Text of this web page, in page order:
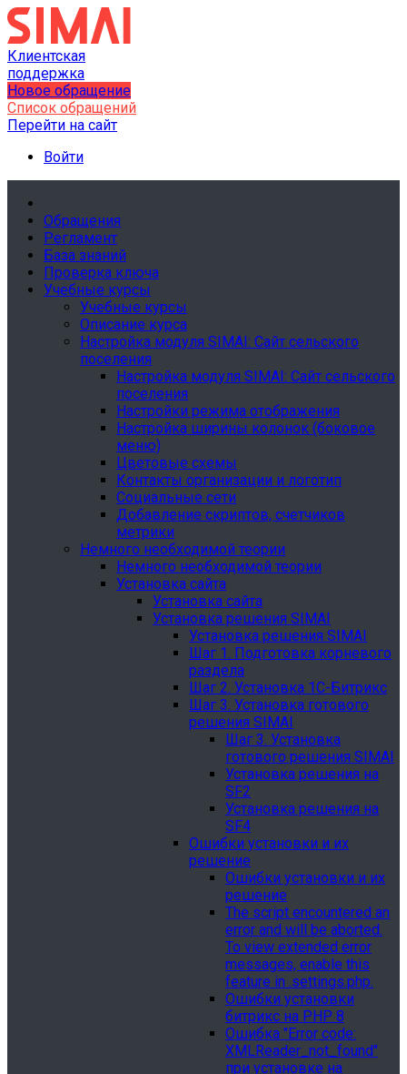
Клиентская
поддержка
Новое обращение
Список обращений
Перейти на сайт
Войти
Обращения
Регламент
База знаний
Проверка ключа
Учебные курсы
Учебные курсы
Описание курса
Настройка модуля SIMAI: Сайт сельского
поселения
Настройка модуля SIMAI: Сайт сельского
поселения
Настройки режима отображения
Настройка ширины колонок (боковое
меню)
Цветовые схемы
Контакты организации и логотип
Социальные сети
Добавление скриптов, счетчиков
метрики
Немного необходимой теории
Немного необходимой теории
Установка сайта
Установка сайта
Установка решения SIMAI
Установка решения SIMAI
Шаг 1. Подготовка корневого
раздела
Шаг 2. Установка 1С-Битрикс
Шаг 3. Установка готового
решения SIMAI
Шаг 3. Установка
готового решения SIMAI
Установка решения на
SF2
Установка решения на
SF4
Ошибки установки и их
решение
Ошибки установки и их
решение
The script encountered an
error and will be aborted.
To view extended error
messages, enable this
feature in .settings.php.
Ошибки установки
битрикс на PHP 8
Ошибка "Error сode:
XMLReader_not_found"
при установке на